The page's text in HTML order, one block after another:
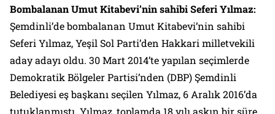
Bombalanan Umut Kitabevi’nin sahibi Seferi Yılmaz:
Şemdinli’de bombalanan Umut Kitabevi’nin sahibi
Seferi Yılmaz, Yeşil Sol Parti’den Hakkari milletvekili
aday adayı oldu. 30 Mart 2014’te yapılan seçimlerde
Demokratik Bölgeler Partisi’nden (DBP) Şemdinli
Belediyesi eş başkanı seçilen Yılmaz, 6 Aralık 2016’da
tutuklanmıştı. Yılmaz, toplamda 18 yılı aşkın bir süre